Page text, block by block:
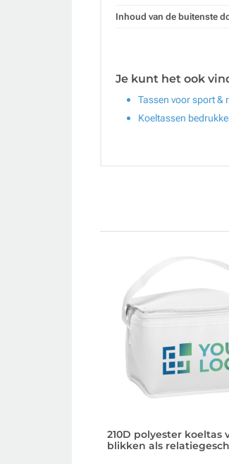
Inhoud van de buitenste
Je kunt het ook
Tassen voor sport &
Koeltassen
210D polyester koeltas
blikken als